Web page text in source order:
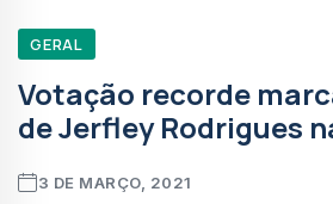
GERAL
Votação recorde
de Jerfley Rodrigues
3 DE MARÇO, 2021